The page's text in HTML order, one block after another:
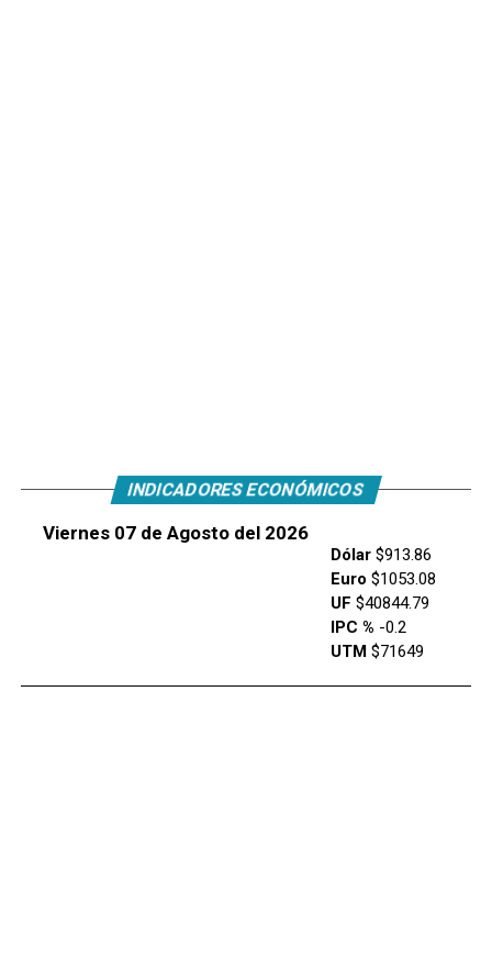
INDICADORES ECONÓMICOS
Viernes 07 de Agosto del 2026
Dólar$913.86
Euro $1053.08
UF $40844.79
IPC % -0.2
UTM $71649